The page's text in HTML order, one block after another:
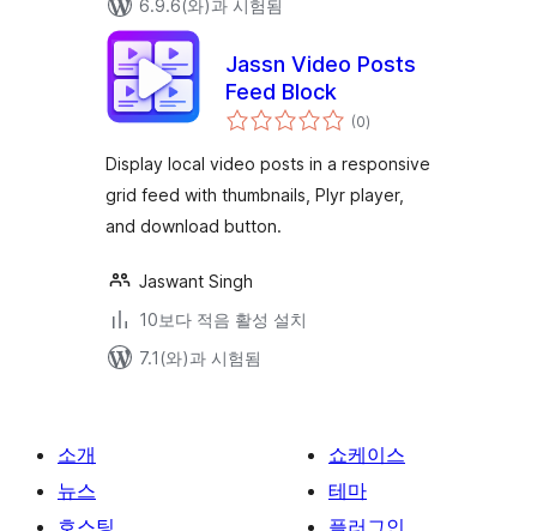
6.9.6(와)과 시험됨
Jassn Video Posts
Feed Block
(0전
체
점
)
Display local video posts in a responsive
grid feed with thumbnails, Plyr player,
and download button.
Jaswant Singh
10보다 적음 활성 설치
7.1(와)과 시험됨
소개
뉴스
호스팅
쇼케이스
테마
플러그인